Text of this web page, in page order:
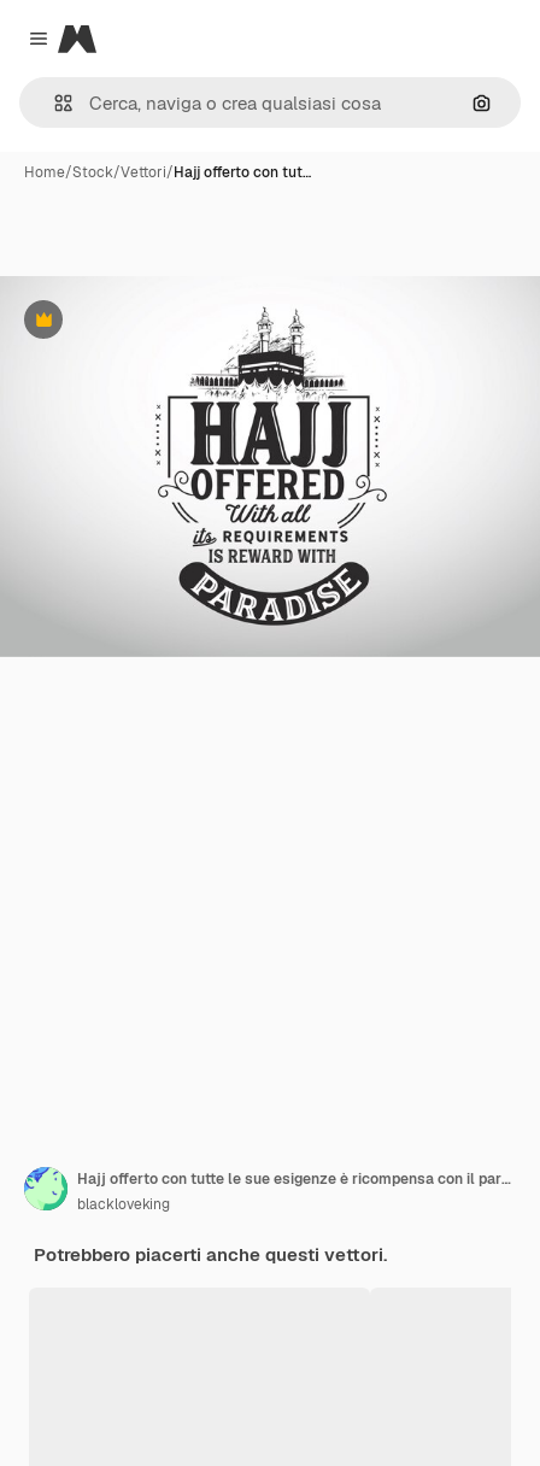
Close menu
Magnific
Cerca
Home/Stock/Vettori/Hajj offerto con tut…
Premium
Hajj offerto con tutte le sue esigenze è ricompensa con il paradiso
blackloveking
Potrebbero piacerti anche questi vettori.